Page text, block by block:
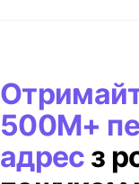
500M+
адрес з